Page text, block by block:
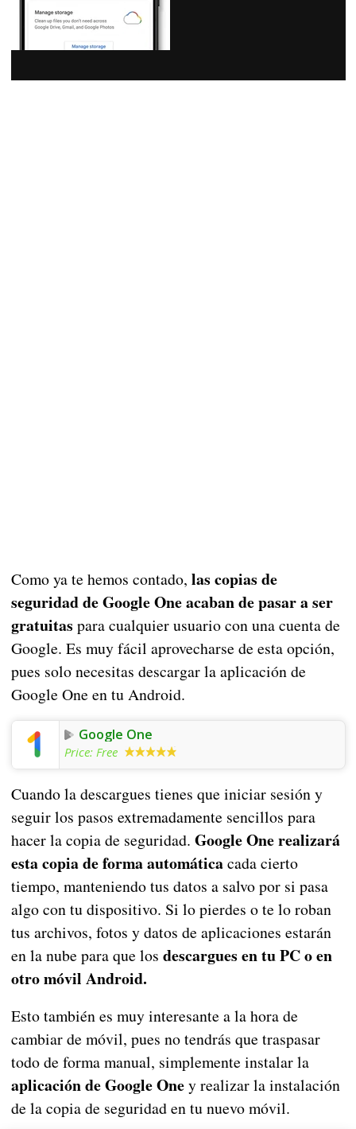
Como ya te hemos contado, las copias de
seguridad de Google One acaban de pasar a ser
gratuitas para cualquier usuario con una cuenta de
Google. Es muy fácil aprovecharse de esta opción,
pues solo necesitas descargar la aplicación de
Google One en tu Android.
Google One
Price: Free
Cuando la descargues tienes que iniciar sesión y
seguir los pasos extremadamente sencillos para
hacer la copia de seguridad. Google One realizará
esta copia de forma automáticacada cierto
tiempo, manteniendo tus datos a salvo por si pasa
algo con tu dispositivo. Si lo pierdes o te lo roban
tus archivos, fotos y datos de aplicaciones estarán
en la nube para que los descargues en tu PC o en
otro móvil Android.
Esto también es muy interesante a la hora de
cambiar de móvil, pues no tendrás que traspasar
todo de forma manual, simplemente instalar la
aplicación de Google Oney realizar la instalación
de la copia de seguridad en tu nuevo móvil.